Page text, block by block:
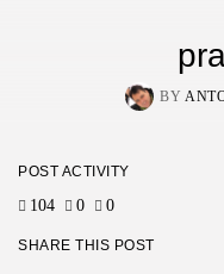
BY
POST ACTIVITY
104 0 0
SHARE THIS POST